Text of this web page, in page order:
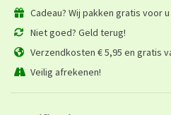
Cadeau? Wij pakken gratis voor u
Niet goed? Geld terug!
Verzendkosten € 5,95 en gratis
Veilig afrekenen!